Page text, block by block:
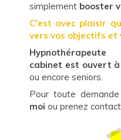
simplement booster
C'est avec plaisir
vers vos objectifs
Hypnothérapeute
cabinet est ouvert
ou encore seniors.
Pour toute
moi ou prenez